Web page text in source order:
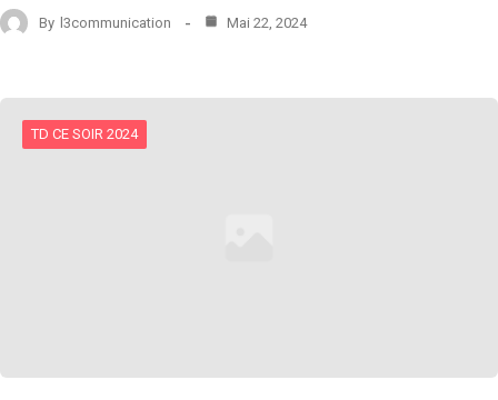
By l3communication Mai 22, 2024
TD CE SOIR 2024